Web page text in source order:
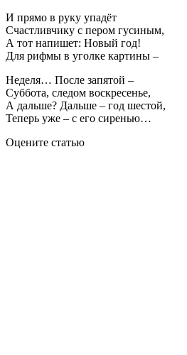
И прямо в руку упадёт
Счастливчику с пером гусиным,
А тот напишет: Новый год!
Для рифмы в уголке картины –
Неделя… После запятой –
Суббота, следом воскресенье,
А дальше? Дальше – год шестой,
Теперь уже – с его сиренью…
Оцените статью